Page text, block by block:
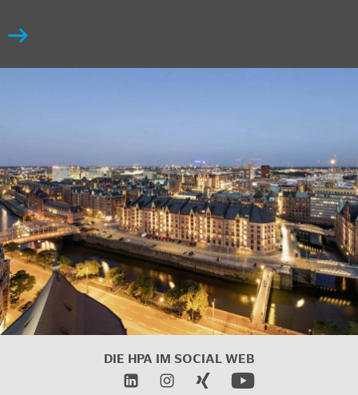
DIE HPA IM SOCIAL WEB